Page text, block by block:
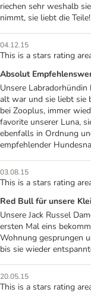
riechen sehr weshalb
nimmt, sie liebt die
04.12.15
This is a stars rating
Absolut
Unsere
alt war und sie liebt sie
bei Zooplus, immer
favorite unserer Luna,
ebenfalls in Ordnung
empfehlender
03.08.15
This is a stars rating
Red Bull für unsere
Unsere Jack Russel
ersten Mal eins
Wohnung gesprungen
bis sie wieder
20.05.15
This is a stars rating